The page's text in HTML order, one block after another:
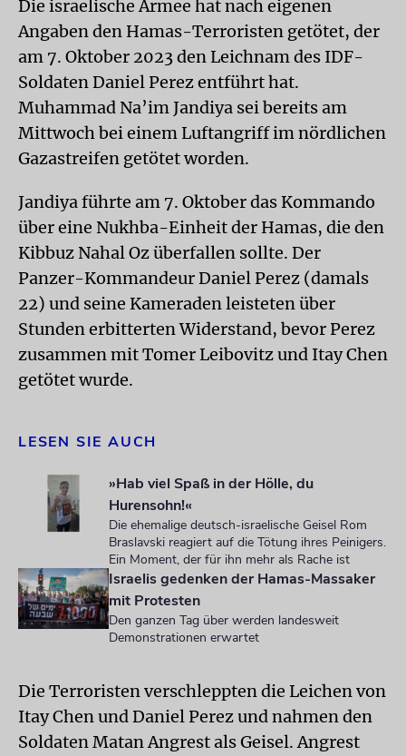
Die israelische Armee hat nach eigenen
Angaben den Hamas-Terroristen getötet, der
am 7. Oktober 2023 den Leichnam des IDF-
Soldaten Daniel Perez entführt hat.
Muhammad Na’im Jandiya sei bereits am
Mittwoch bei einem Luftangriff im nördlichen
Gazastreifen getötet worden.
Jandiya führte am 7. Oktober das Kommando
über eine Nukhba-Einheit der Hamas, die den
Kibbuz Nahal Oz überfallen sollte. Der
Panzer-Kommandeur Daniel Perez (damals
22) und seine Kameraden leisteten über
Stunden erbitterten Widerstand, bevor Perez
zusammen mit Tomer Leibovitz und Itay Chen
getötet wurde.
LESEN SIE AUCH
»Hab viel Spaß in der Hölle, du
Hurensohn!«
Die ehemalige deutsch-israelische Geisel Rom
Braslavski reagiert auf die Tötung ihres Peinigers.
Ein Moment, der für ihn mehr als Rache ist
Israelis gedenken der Hamas-Massaker
mit Protesten
Den ganzen Tag über werden landesweit
Demonstrationen erwartet
Die Terroristen verschleppten die Leichen von
Itay Chen und Daniel Perez und nahmen den
Soldaten Matan Angrest als Geisel. Angrest